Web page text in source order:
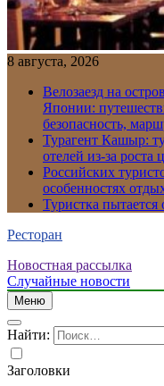
8 августа, 2026
Велозаезд на
Японии:
безопасность,
Турагент Кашыр:
отелей из-за роста
Российских
особенностях
Туристка пытается
Ресторан
Новостная рассылка
Случайные новости
Меню
Найти:
Заголовки